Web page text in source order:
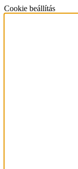
Cookie beállítás